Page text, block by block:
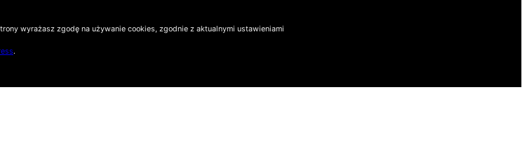
wyrażasz zgodę na używanie cookies, zgodnie z aktualnymi ustawieniami
.